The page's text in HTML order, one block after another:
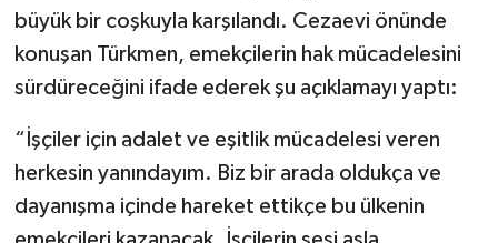
büyük bir coşkuyla karşılandı. Cezaevi önünde
konuşan Türkmen, emekçilerin hak mücadelesini
sürdüreceğini ifade ederek şu açıklamayı yaptı:
“İşçiler için adalet ve eşitlik mücadelesi veren
herkesin yanındayım. Biz bir arada oldukça ve
dayanışma içinde hareket ettikçe bu ülkenin